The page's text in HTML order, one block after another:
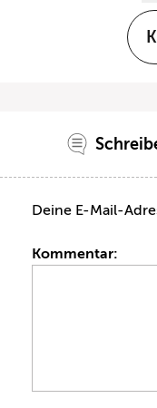
Deine E-Mail-
Kommentar: